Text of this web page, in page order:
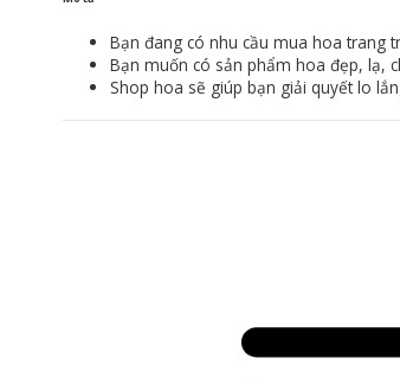
Bạn đang có nhu cầu mua hoa trang
Bạn muốn có sản phẩm hoa đẹp, lạ,
Shop hoa sẽ giúp bạn giải quyết lo